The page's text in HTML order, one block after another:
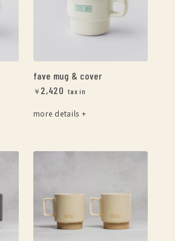
fave mug & cover
￥ 2,420
more details +